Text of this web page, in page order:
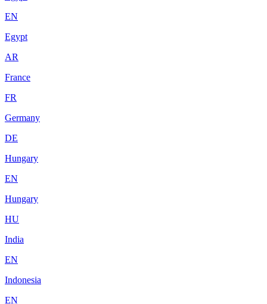
EN
Egypt
AR
France
FR
Germany
DE
Hungary
EN
Hungary
HU
India
EN
Indonesia
EN